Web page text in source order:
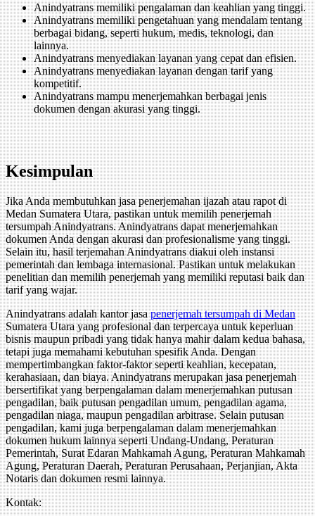
Anindyatrans memiliki pengalaman dan keahlian yang tinggi.
Anindyatrans memiliki pengetahuan yang mendalam tentang
berbagai bidang, seperti hukum, medis, teknologi, dan
lainnya.
Anindyatrans menyediakan layanan yang cepat dan efisien.
Anindyatrans menyediakan layanan dengan tarif yang
kompetitif.
Anindyatrans mampu menerjemahkan berbagai jenis
dokumen dengan akurasi yang tinggi.
Kesimpulan
Jika Anda membutuhkan jasa penerjemahan ijazah atau rapot di
Medan Sumatera Utara, pastikan untuk memilih penerjemah
tersumpah Anindyatrans. Anindyatrans dapat menerjemahkan
dokumen Anda dengan akurasi dan profesionalisme yang tinggi.
Selain itu, hasil terjemahan Anindyatrans diakui oleh instansi
pemerintah dan lembaga internasional. Pastikan untuk melakukan
penelitian dan memilih penerjemah yang memiliki reputasi baik dan
tarif yang wajar.
Anindyatrans adalah kantor jasapenerjemah tersumpah di Medan
Sumatera Utara yang profesional dan terpercaya untuk keperluan
bisnis maupun pribadi yang tidak hanya mahir dalam kedua bahasa,
tetapi juga memahami kebutuhan spesifik Anda. Dengan
mempertimbangkan faktor-faktor seperti keahlian, kecepatan,
kerahasiaan, dan biaya. Anindyatrans merupakan jasa penerjemah
bersertifikat yang berpengalaman dalam menerjemahkan putusan
pengadilan, baik putusan pengadilan umum, pengadilan agama,
pengadilan niaga, maupun pengadilan arbitrase. Selain putusan
pengadilan, kami juga berpengalaman dalam menerjemahkan
dokumen hukum lainnya seperti Undang-Undang, Peraturan
Pemerintah, Surat Edaran Mahkamah Agung, Peraturan Mahkamah
Agung, Peraturan Daerah, Peraturan Perusahaan, Perjanjian, Akta
Notaris dan dokumen resmi lainnya.
Kontak: